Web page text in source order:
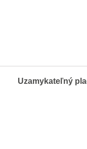
Uzamykateľný